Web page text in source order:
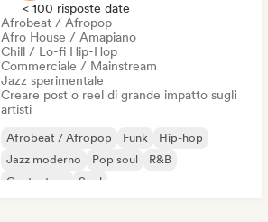
< 100 risposte date
Afrobeat / Afropop
Afro House / Amapiano
Chill / Lo-fi Hip-Hop
Commerciale / Mainstream
Jazz sperimentale
Creare post o reel di grande impatto sugli
artisti
Afrobeat / Afropop Funk
Hip-hop
Jazz moderno
Pop soul
R&B
Cantautore
Soul